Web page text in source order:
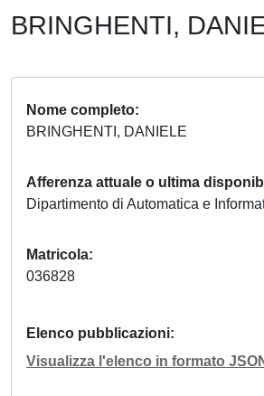
BRINGHENTI,
Nome completo
BRINGHENTI, DANIELE
Afferenza attuale o ultima
Dipartimento di Automatica e
Matricola
036828
Elenco pubblicazioni
Visualizza l'elenco in formato